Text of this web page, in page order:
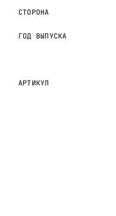
СТОРОНА
ГОД ВЫПУСКА
АРТИКУЛ